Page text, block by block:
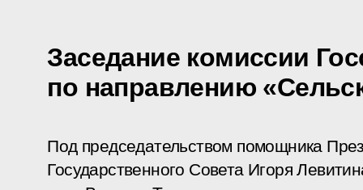
Заседание комиссии
по направлению
Под председательством помощника
Государственного Совета Игоря